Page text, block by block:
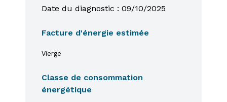
Date du diagnostic : 09/10/2025
Facture d'énergie estimée
Vierge
Classe de consommation
énergétique